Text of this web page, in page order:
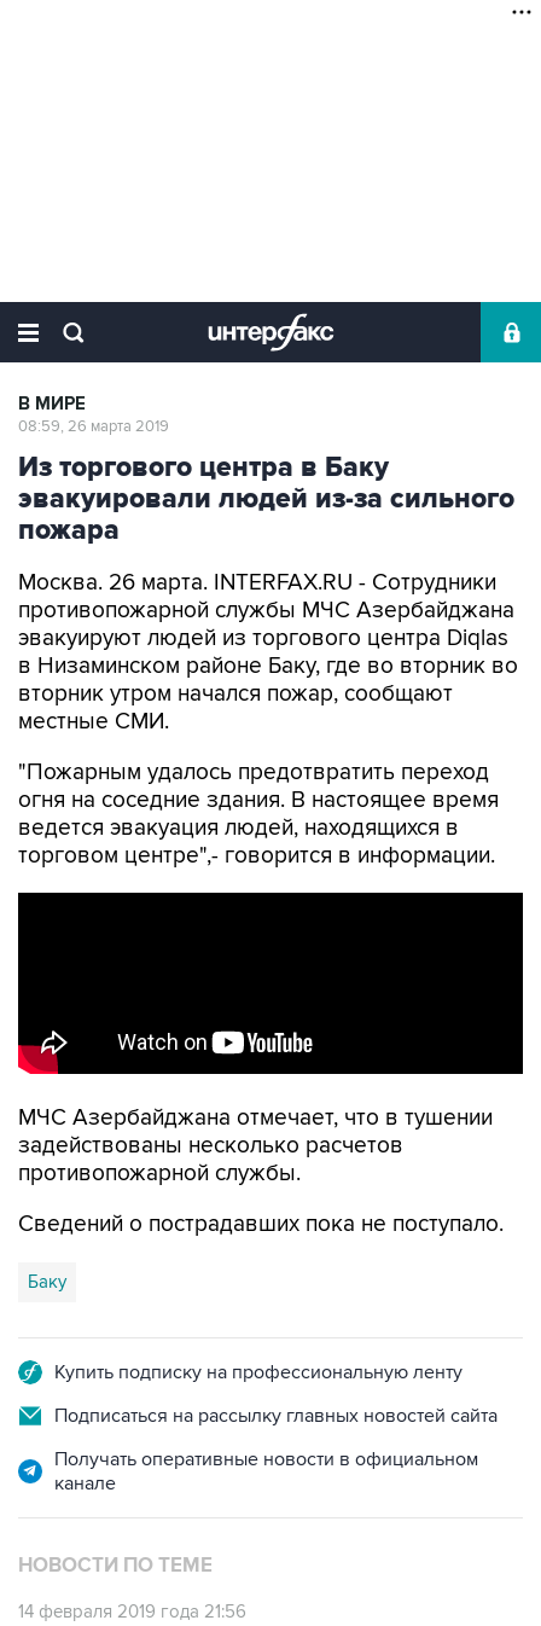
В МИРЕ
08:59, 26 марта 2019
Из торгового центра в Баку
эвакуировали людей из-за сильного
пожара
Москва. 26 марта. INTERFAX.RU - Сотрудники
противопожарной службы МЧС Азербайджана
эвакуируют людей из торгового центра Diqlas
в Низаминском районе Баку, где во вторник во
вторник утром начался пожар, сообщают
местные СМИ.
"Пожарным удалось предотвратить переход
огня на соседние здания. В настоящее время
ведется эвакуация людей, находящихся в
торговом центре",- говорится в информации.
МЧС Азербайджана отмечает, что в тушении
задействованы несколько расчетов
противопожарной службы.
Сведений о пострадавших пока не поступало.
Баку
Купить подписку на профессиональную ленту
Подписаться на рассылку главных новостей сайта
Получать оперативные новости в официальном
канале
НОВОСТИ ПО ТЕМЕ
14 февраля 2019 года 21:56